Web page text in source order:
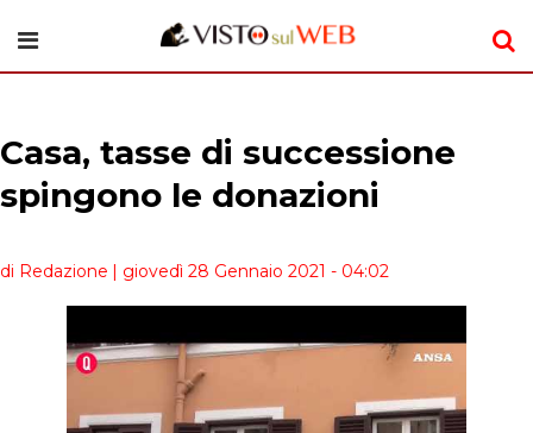
Casa, tasse di successione
spingono le donazioni
di Redazione | giovedì 28 Gennaio 2021 - 04:02